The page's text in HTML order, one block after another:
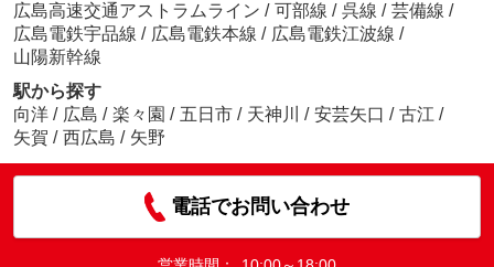
広島高速交通アストラムライン / 可部線 / 呉線 / 芸備線 /
広島電鉄宇品線 / 広島電鉄本線 / 広島電鉄江波線 /
山陽新幹線
駅から探す
向洋 / 広島 / 楽々園 / 五日市 / 天神川 / 安芸矢口 / 古江 /
矢賀 / 西広島 / 矢野
電話でお問い合わせ